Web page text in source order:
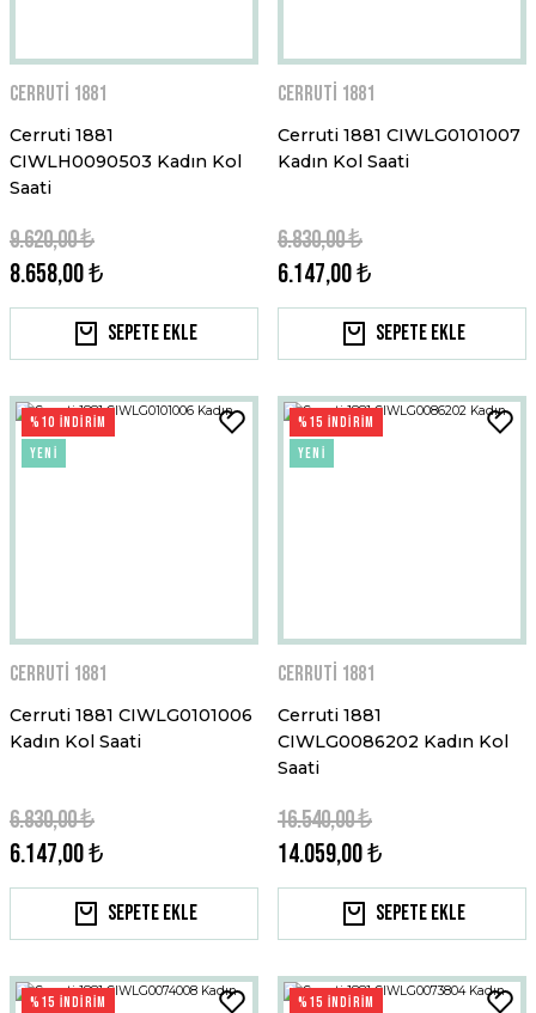
Cerruti 1881
Cerruti 1881
CIWLH0090503 Kadın Kol
Saati
8.658,00 ₺
9.620,00 ₺
Sepete Ekle
Cerruti 1881
Cerruti 1881 CIWLG0101007
Kadın Kol Saati
6.147,00 ₺
6.830,00 ₺
Sepete Ekle
%10 İNDİRİM
YENİ
Cerruti 1881
Cerruti 1881 CIWLG0101006
Kadın Kol Saati
6.147,00 ₺
6.830,00 ₺
Sepete Ekle
%15 İNDİRİM
YENİ
Cerruti 1881
Cerruti 1881
CIWLG0086202 Kadın Kol
Saati
14.059,00 ₺
16.540,00 ₺
Sepete Ekle
%15 İNDİRİM %15 İNDİRİM